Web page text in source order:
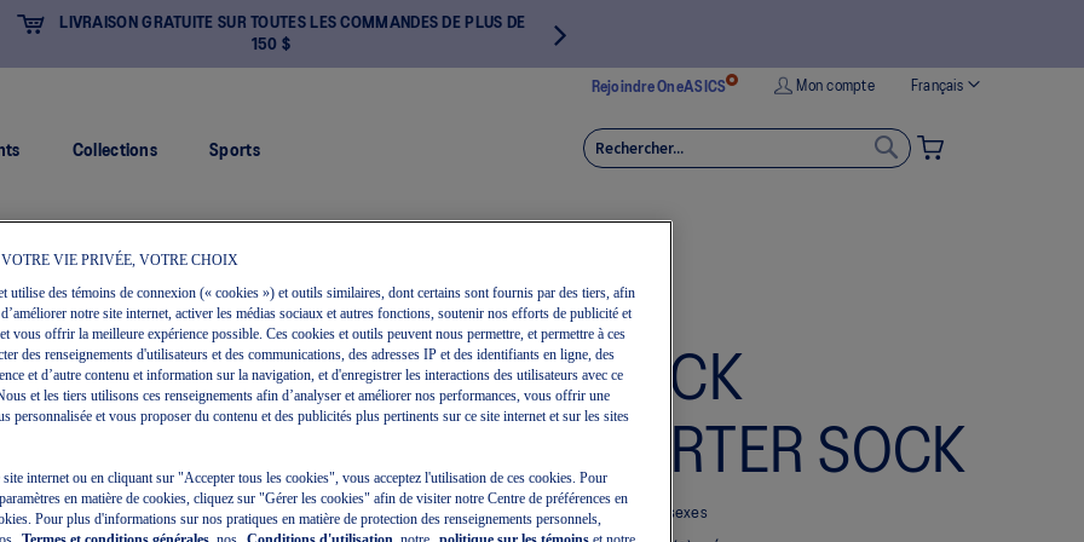
LIVRAISON GRATUITE SUR TOUTES LES COMMANDES DE PLUS DE
150 $
Langue
Français
Mon compte
Rejoindre OneASICS
Collections Sports MON PANIER
6 PACK
QUARTER SOCK
Chaussettes Unisexes
VIE PRIVÉE, VOTRE CHOIX
utilise des témoins de connexion (« cookies ») et outils similaires, dont certains sont fournis par des tiers, afin
notre site internet, activer les médias sociaux et autres fonctions, soutenir nos efforts de publicité et
vous offrir la meilleure expérience possible. Ces cookies et outils peuvent nous permettre, et permettre à ces
des renseignements d'utilisateurs et des communications, des adresses IP et des identifiants en ligne, des
et d’autre contenu et information sur la navigation, et d'enregistrer les interactions des utilisateurs avec ce
et les tiers utilisons ces renseignements afin d’analyser et améliorer nos performances, vous offrir une
personnalisée et vous proposer du contenu et des publicités plus pertinents sur ce site internet et sur les sites
site internet ou en cliquant sur "Accepter tous les cookies", vous acceptez l'utilisation de ces cookies. Pour
en matière de cookies, cliquez sur "Gérer les cookies" afin de visiter notre Centre de préférences en
Pour plus d'informations sur nos pratiques en matière de protection des renseignements personnels,